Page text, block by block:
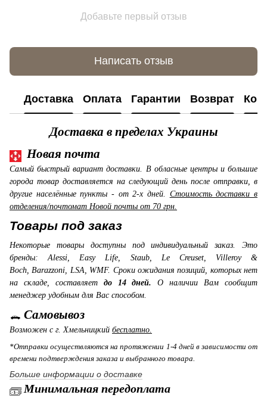
Добавьте первый отзыв
Написать отзыв
Доставка Оплата Гарантии Возврат
Доставка в пределах Украины
Новая почта
Самый быстрый вариант доставки. В обласные центры и большие
города товар доставляется на следующий день после отправки, в
другие населённые пункты - от 2-х дней. Стоимость доставки в
отделения/почтомат Новой почты от 70 грн.
Товары под заказ
Некоторые товары доступны под индивидуальный заказ. Это
бренды: Alessi, Easy Life, Staub, Le Creuset, Villeroy &
Boch, Barazzoni, LSA, WMF. Сроки ожидания позиций, которых нет
на складе, составляетдо 14 дней. О наличии Вам сообщит
менеджер удобным для Вас способом.
Самовывоз
Возможен с г. Хмельницкий бесплатно.
*Отправки осуществляются на протяжении 1-4 дней в зависимости от
времени подтверждения заказа и выбранного товара.
Больше информации о доставке
Минимальная передоплата